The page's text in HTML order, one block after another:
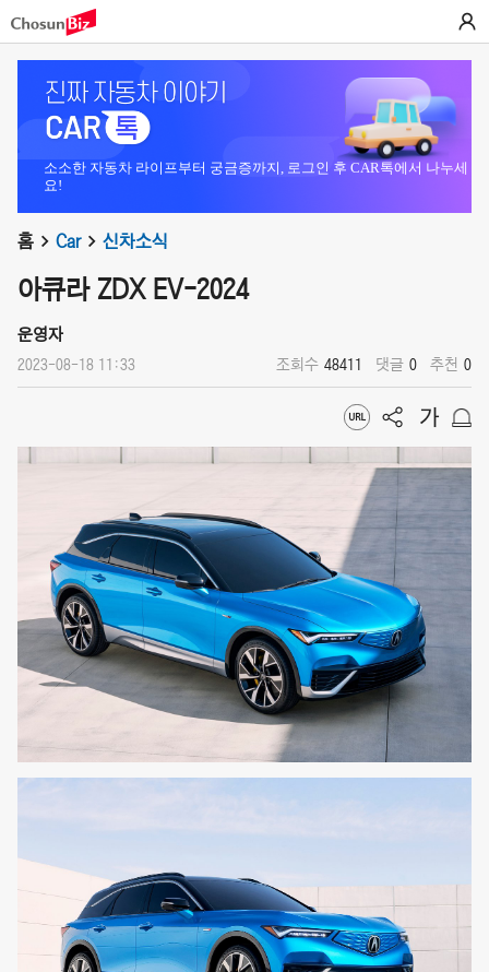
소소한 자동차 라이프부터 궁금증까지, 로그인 후 CAR톡에서 나누세
요!
홈 Car 신차소식
아큐라 ZDX EV-2024
운영자
2023-08-18 11:33 조회수 48411 댓글 0 추천 0